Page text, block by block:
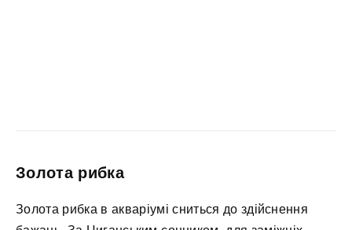
Золота рибка
Золота рибка в акваріумі сниться до здійснення